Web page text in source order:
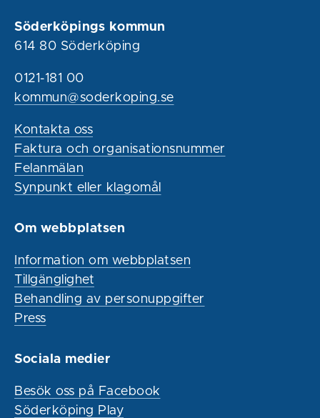
Söderköpings kommun
614 80 Söderköping
0121-181 00
kommun@soderkoping.se
Kontakta oss
Faktura och organisationsnummer
Felanmälan
Synpunkt eller klagomål
Om webbplatsen
Information om webbplatsen
Tillgänglighet
Behandling av personuppgifter
Press
Sociala medier
Besök oss på Facebook
Söderköping Play